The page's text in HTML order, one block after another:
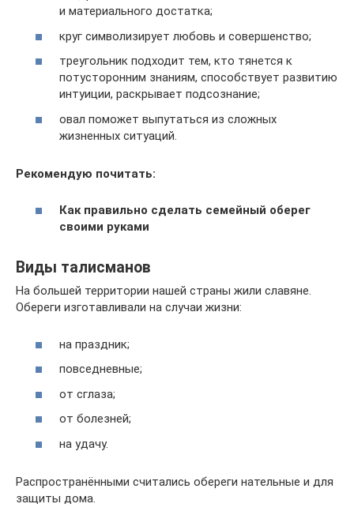
и материального достатка;
круг символизирует любовь и совершенство;
треугольник подходит тем, кто тянется к
потусторонним знаниям, способствует развитию
интуиции, раскрывает подсознание;
овал поможет выпутаться из сложных
жизненных ситуаций.
Рекомендую почитать:
Как правильно сделать семейный оберег
своими руками
Виды талисманов
На большей территории нашей страны жили славяне.
Обереги изготавливали на случаи жизни:
на праздник;
повседневные;
от сглаза;
от болезней;
на удачу.
Распространёнными считались обереги нательные и для
защиты дома.